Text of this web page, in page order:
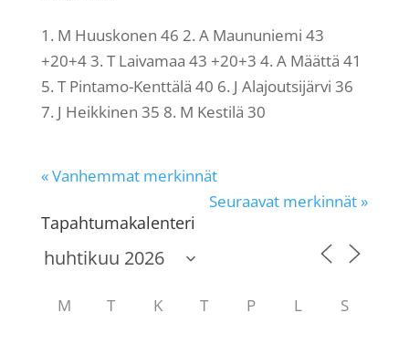
1. M Huuskonen 46 2. A Maununiemi 43
+20+4 3. T Laivamaa 43 +20+3 4. A Määttä 41
5. T Pintamo-Kenttälä 40 6. J Alajoutsijärvi 36
7. J Heikkinen 35 8. M Kestilä 30
« Vanhemmat merkinnät
Seuraavat merkinnät »
Tapahtumakalenteri
M T K T P L S